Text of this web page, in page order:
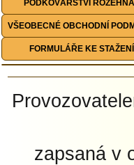
PODKOVÁŘSTVÍ
VŠEOBECNÉ OBCHODNÍ
FORMULÁŘE KE STAŽENÍ
zapsaná v